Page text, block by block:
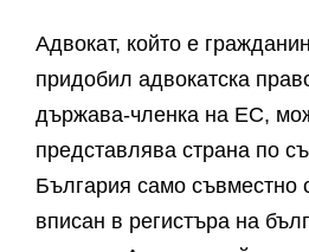
Адвокат, който е
придобил адвокатска
държава-членка на ЕС,
представлява страна по
България само съвместно
вписан в регистъра на